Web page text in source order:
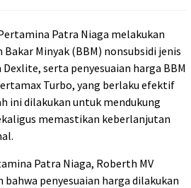
Patra Niaga melakukan
Bakar Minyak (BBM) nonsubsidi jenis
serta penyesuaian harga BBM
Turbo, yang berlaku efektif
ini dilakukan untuk mendukung
memastikan keberlanjutan
Patra Niaga, Roberth MV
penyesuaian harga dilakukan